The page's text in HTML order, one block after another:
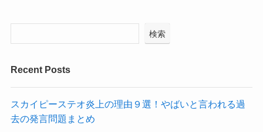
検索
Recent Posts
スカイピーステオ炎上の理由９選！やばいと言われる過
去の発言問題まとめ